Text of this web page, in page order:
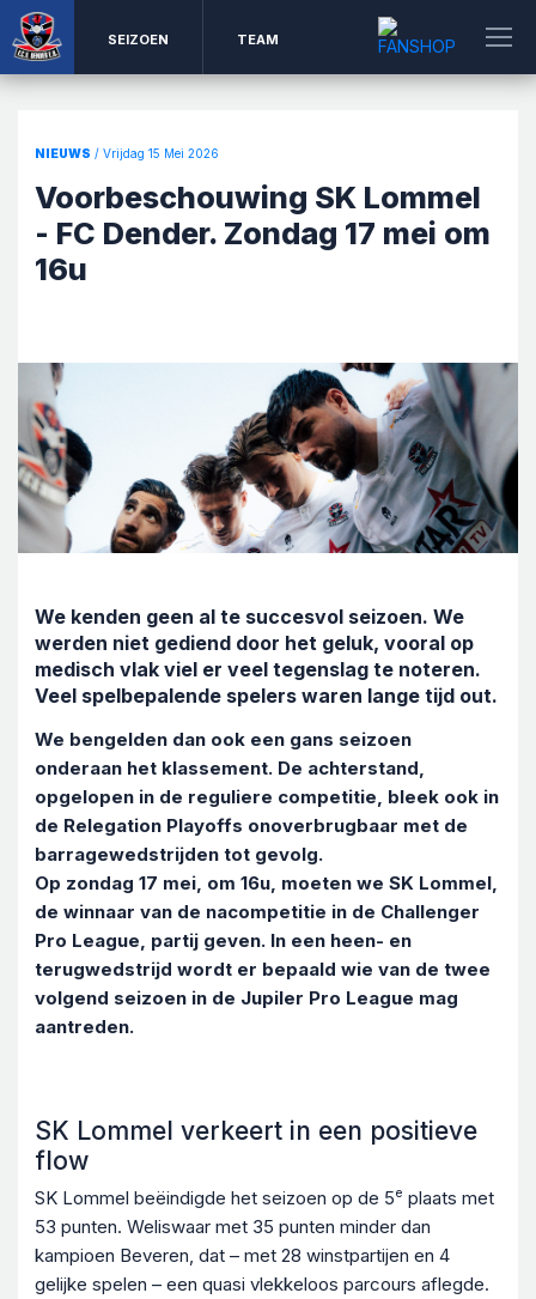
SEIZOEN TEAM
NIEUWS / Vrijdag 15 Mei 2026
Voorbeschouwing SK Lommel
- FC Dender. Zondag 17 mei om
16u
We kenden geen al te succesvol seizoen. We
werden niet gediend door het geluk, vooral op
medisch vlak viel er veel tegenslag te noteren.
Veel spelbepalende spelers waren lange tijd out.
We bengelden dan ook een gans seizoen
onderaan het klassement. De achterstand,
opgelopen in de reguliere competitie, bleek ook in
de Relegation Playoffs onoverbrugbaar met de
barragewedstrijden tot gevolg.
Op zondag 17 mei, om 16u, moeten we SK Lommel,
de winnaar van de nacompetitie in de Challenger
Pro League, partij geven. In een heen- en
terugwedstrijd wordt er bepaald wie van de twee
volgend seizoen in de Jupiler Pro League mag
aantreden.
SK Lommel verkeert in een positieve
flow
SK Lommel beëindigde het seizoen op de 5e plaats met
53 punten. Weliswaar met 35 punten minder dan
kampioen Beveren, dat – met 28 winstpartijen en 4
gelijke spelen – een quasi vlekkeloos parcours aflegde.